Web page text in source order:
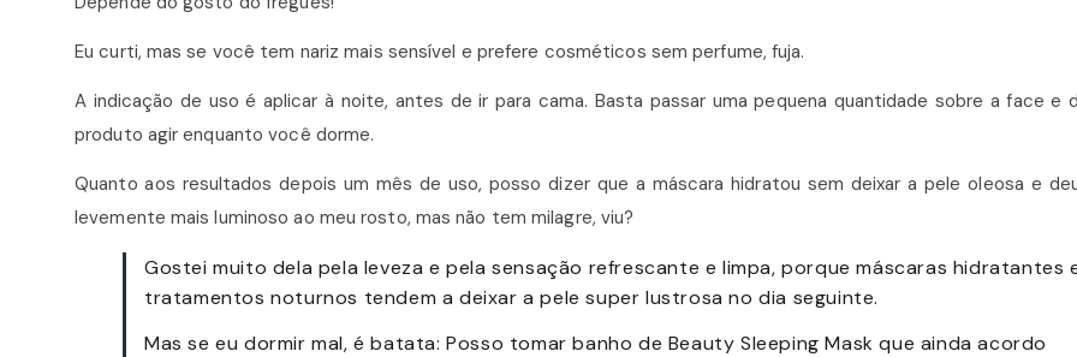
Eu curti, mas se você tem nariz mais sensível e prefere cosméticos sem perfume, fuja.
A indicação de uso é aplicar à noite, antes de ir para cama. Basta passar uma pequena quantidade sobre a face e
produto agir enquanto você dorme.
Quanto aos resultados depois um mês de uso, posso dizer que a máscara hidratou sem deixar a pele oleosa e
levemente mais luminoso ao meu rosto, mas não tem milagre, viu?
Gostei muito dela pela leveza e pela sensação refrescante e limpa, porque máscaras hidratantes
tratamentos noturnos tendem a deixar a pele super lustrosa no dia seguinte.
Mas se eu dormir mal, é batata: Posso tomar banho de Beauty Sleeping Mask que ainda acordo